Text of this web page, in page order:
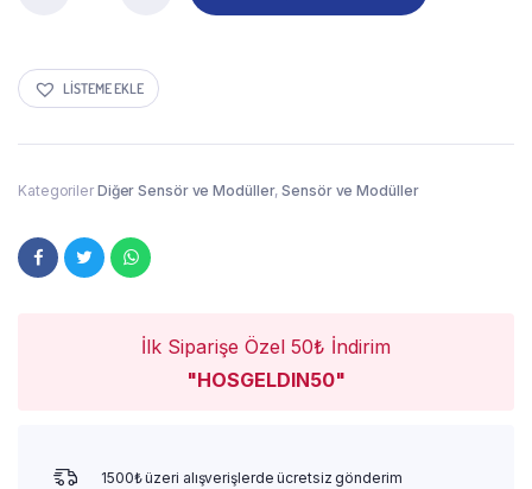
LISTEME EKLE
Kategoriler Diğer Sensör ve Modüller,Sensör ve Modüller
İlk Siparişe Özel 50₺ İndirim
"HOSGELDIN50"
1500₺ üzeri alışverişlerde ücretsiz gönderim